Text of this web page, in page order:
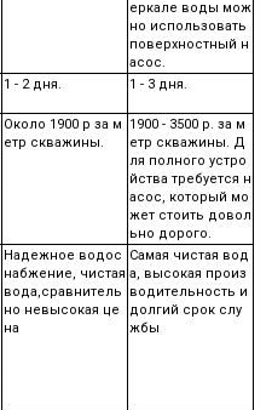
еркале воды мож
но использовать
поверхностный н
асос.
1 - 2 дня. 1 - 3 дня.
Около 1900 р за м
етр скважины.
1900 - 3500 р. за м
етр скважины. Д
ля полного устро
йства требуется н
асос, который мо
жет стоить довол
ьно дорого.
Надежное водос
набжение, чистая
вода,сравнитель
но невысокая це
на
Самая чистая вод
а, высокая произ
водительность и
долгий срок слу
жбы